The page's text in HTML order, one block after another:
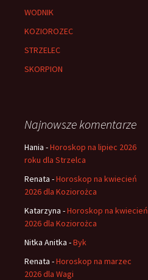
WODNIK
KOZIOROZEC
STRZELEC
SKORPION
Najnowsze komentarze
Hania -Horoskop na lipiec 2026
roku dla Strzelca
Renata -Horoskop na kwiecień
2026 dla Koziorożca
Katarzyna -Horoskop na kwiecień
2026 dla Koziorożca
Nitka Anitka -Byk
Renata -Horoskop na marzec
2026 dla Wagi